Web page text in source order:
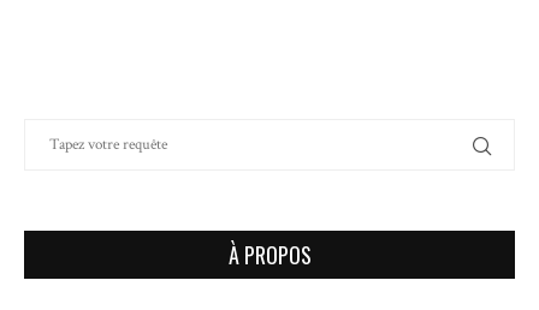
À PROPOS